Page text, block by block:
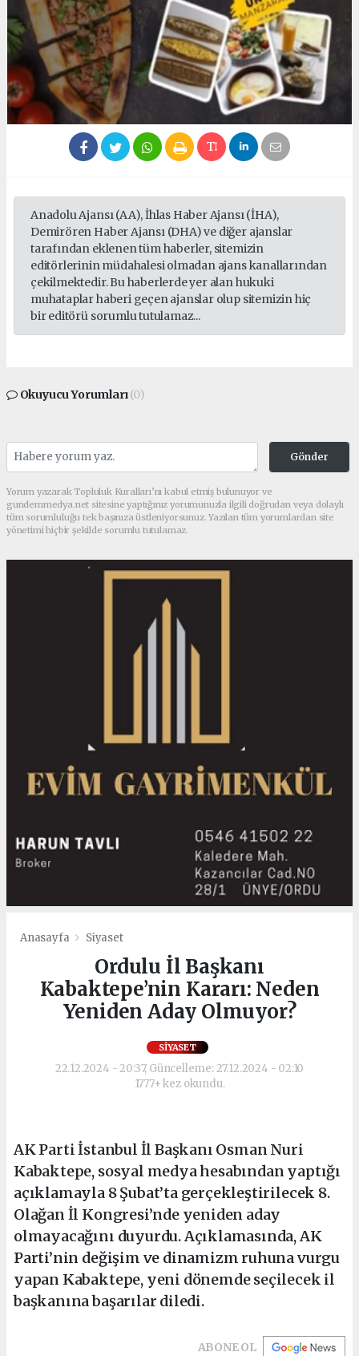
Anadolu Ajansı (AA), İhlas Haber Ajansı (İHA),
Demirören Haber Ajansı (DHA) ve diğer ajanslar
tarafından eklenen tüm haberler, sitemizin
editörlerinin müdahalesi olmadan ajans kanallarından
çekilmektedir. Bu haberlerde yer alan hukuki
muhataplar haberi geçen ajanslar olup sitemizin hiç
bir editörü sorumlu tutulamaz...
Okuyucu Yorumları(0)
Gönder
Yorum yazarak Topluluk Kuralları’nı kabul etmiş bulunuyor ve
gundemmedya.net sitesine yaptığınız yorumunuzla ilgili doğrudan veya dolaylı
tüm sorumluluğu tek başınıza üstleniyorsunuz. Yazılan tüm yorumlardan site
yönetimi hiçbir şekilde sorumlu tutulamaz.
Anasayfa Siyaset
Ordulu İl Başkanı
Kabaktepe’nin Kararı: Neden
Yeniden Aday Olmuyor?
SIYASET
22.12.2024 - 20:37, Güncelleme: 27.12.2024 - 02:10
1777+ kez okundu.
AK Parti İstanbul İl Başkanı Osman Nuri
Kabaktepe, sosyal medya hesabından yaptığı
açıklamayla 8 Şubat’ta gerçekleştirilecek 8.
Olağan İl Kongresi’nde yeniden aday
olmayacağını duyurdu. Açıklamasında, AK
Parti’nin değişim ve dinamizm ruhuna vurgu
yapan Kabaktepe, yeni dönemde seçilecek il
başkanına başarılar diledi.
ABONE OL